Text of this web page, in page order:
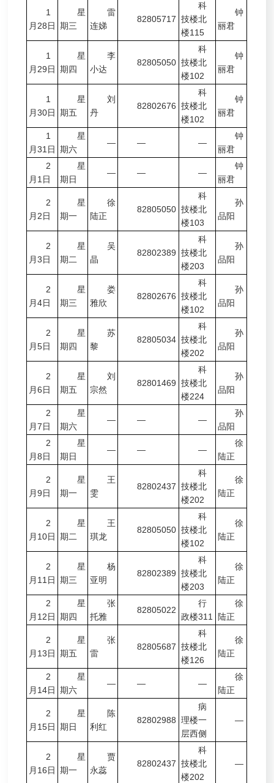
1
月28日
星
期三
雷
连娣
82805717
科
技楼北
楼115
钟
丽君
1
月29日
星
期四
李
小达
82805050
科
技楼北
楼102
钟
丽君
1
月30日
星
期五
刘
丹
82802676
科
技楼北
楼102
钟
丽君
1
月31日
星
期六
— — —
钟
丽君
2
月1日
星
期日
— — —
钟
丽君
2
月2日
星
期一
徐
陆正
82805050
科
技楼北
楼103
孙
品阳
2
月3日
星
期二
吴
晶
82802389
科
技楼北
楼203
孙
品阳
2
月4日
星
期三
娄
雅欣
82802676
科
技楼北
楼102
孙
品阳
2
月5日
星
期四
苏
黎
82805034
科
技楼北
楼202
孙
品阳
2
月6日
星
期五
刘
宗然
82801469
科
技楼北
楼224
孙
品阳
2
月7日
星
期六
— — —
孙
品阳
2
月8日
星
期日
— — —
徐
陆正
2
月9日
星
期一
王
雯
82802437
科
技楼北
楼202
徐
陆正
2
月10日
星
期二
王
琪龙
82805050
科
技楼北
楼102
徐
陆正
2
月11日
星
期三
杨
亚明
82802389
科
技楼北
楼203
徐
陆正
2
月12日
星
期四
张
托雅
82805022
行
政楼311
徐
陆正
2
月13日
星
期五
张
雷
82805687
科
技楼北
楼126
徐
陆正
2
月14日
星
期六
— — —
徐
陆正
2
月15日
星
期日
陈
利红
82802988
病
理楼一
层西侧
—
2
月16日
星
期一
贾
永蕊
82802437
科
技楼北
楼202
—